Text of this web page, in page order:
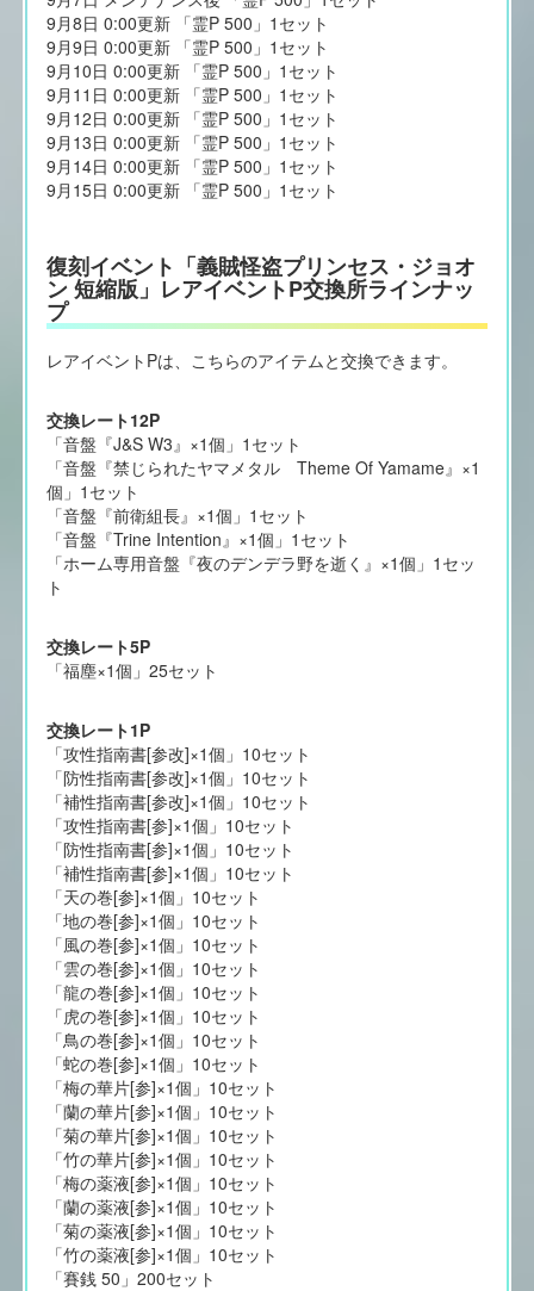
9月8日 0:00更新 「霊P 500」1セット
9月9日 0:00更新 「霊P 500」1セット
9月10日 0:00更新 「霊P 500」1セット
9月11日 0:00更新 「霊P 500」1セット
9月12日 0:00更新 「霊P 500」1セット
9月13日 0:00更新 「霊P 500」1セット
9月14日 0:00更新 「霊P 500」1セット
9月15日 0:00更新 「霊P 500」1セット
復刻イベント「義賊怪盗プリンセス・ジョオ
ン 短縮版」レアイベントP交換所ラインナッ
プ
レアイベントPは、こちらのアイテムと交換できます。
交換レート12P
「音盤『J&S W3』×1個」1セット
「音盤『禁じられたヤマメタル Theme Of Yamame』×1
個」1セット
「音盤『前衛組長』×1個」1セット
「音盤『Trine Intention』×1個」1セット
「ホーム専用音盤『夜のデンデラ野を逝く』×1個」1セッ
ト
交換レート5P
「福塵×1個」25セット
交換レート1P
「攻性指南書[参改]×1個」10セット
「防性指南書[参改]×1個」10セット
「補性指南書[参改]×1個」10セット
「攻性指南書[参]×1個」10セット
「防性指南書[参]×1個」10セット
「補性指南書[参]×1個」10セット
「天の巻[参]×1個」10セット
「地の巻[参]×1個」10セット
「風の巻[参]×1個」10セット
「雲の巻[参]×1個」10セット
「龍の巻[参]×1個」10セット
「虎の巻[参]×1個」10セット
「鳥の巻[参]×1個」10セット
「蛇の巻[参]×1個」10セット
「梅の華片[参]×1個」10セット
「蘭の華片[参]×1個」10セット
「菊の華片[参]×1個」10セット
「竹の華片[参]×1個」10セット
「梅の薬液[参]×1個」10セット
「蘭の薬液[参]×1個」10セット
「菊の薬液[参]×1個」10セット
「竹の薬液[参]×1個」10セット
「賽銭 50」200セット